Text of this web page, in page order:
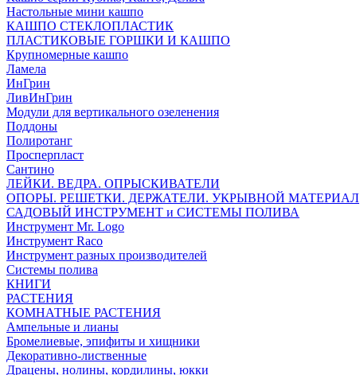
Настольные мини кашпо
КАШПО СТЕКЛОПЛАСТИК
ПЛАСТИКОВЫЕ ГОРШКИ И КАШПО
Крупномерные кашпо
Ламела
ИнГрин
ЛивИнГрин
Модули для вертикального озеленения
Поддоны
Полиротанг
Просперпласт
Сантино
ЛЕЙКИ. ВЕДРА. ОПРЫСКИВАТЕЛИ
ОПОРЫ. РЕШЕТКИ. ДЕРЖАТЕЛИ. УКРЫВНОЙ МАТЕРИАЛ
САДОВЫЙ ИНСТРУМЕНТ и СИСТЕМЫ ПОЛИВА
Инструмент Mr. Logo
Инструмент Raco
Инструмент разных производителей
Системы полива
КНИГИ
РАСТЕНИЯ
КОМНАТНЫЕ РАСТЕНИЯ
Ампельные и лианы
Бромелиевые, эпифиты и хищники
Декоративно-лиственные
Драцены, нолины, кордилины, юкки